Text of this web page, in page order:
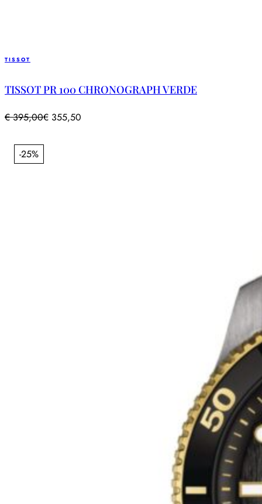
TISSOT
TISSOT PR 100 CHRONOGRAPH VERDE
€395,00€ 355,50
-25%